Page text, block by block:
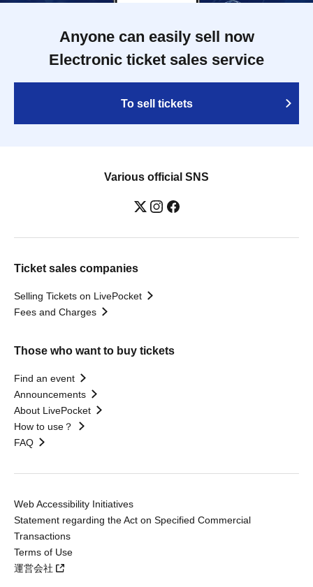
Anyone can easily sell now
Electronic ticket sales service
To sell tickets
Various official SNS
Ticket sales companies
Selling Tickets on LivePocket
Fees and Charges
Those who want to buy tickets
Find an event
Announcements
About LivePocket
How to use？
FAQ
Web Accessibility Initiatives
Statement regarding the Act on Specified Commercial
Transactions
Terms of Use
運営会社